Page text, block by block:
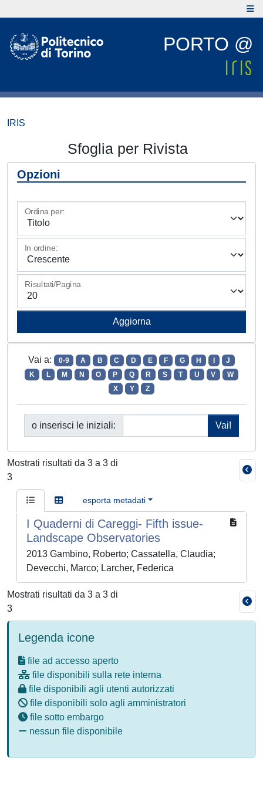
PORTO @
IRIS
Sfoglia per Rivista
Opzioni
Ordina per:
In ordine:
Risultati/Pagina
Vai a: 0-9 A B C D E F G H
J
K
L M N O P Q R S T U V
W
X
Y Z
o inserisci le iniziali:
Mostrati risultati da 3 a 3 di
3
esporta metadati
I Quaderni di Careggi- Fifth issue-
Landscape Observatories
2013 Gambino, Roberto; Cassatella, Claudia;
Devecchi, Marco; Larcher, Federica
Mostrati risultati da 3 a 3 di
3
Legenda icone
file ad accesso aperto
file disponibili sulla rete interna
file disponibili agli utenti autorizzati
file disponibili solo agli amministratori
file sotto embargo
nessun file disponibile